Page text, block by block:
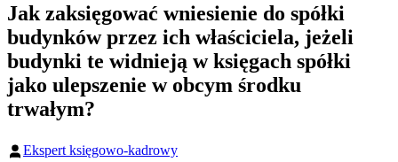
Jak zaksięgować wniesienie do spółki
budynków przez ich właściciela, jeżeli
budynki te widnieją w księgach spółki
jako ulepszenie w obcym środku
trwałym?
Ekspert księgowo-kadrowy